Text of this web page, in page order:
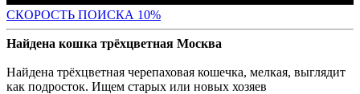
СКОРОСТЬ ПОИСКА 10%
Найдена кошка трёхцветная Москва
Найдена трёхцветная черепаховая кошечка, мелкая, выглядит
как подросток. Ищем старых или новых хозяев